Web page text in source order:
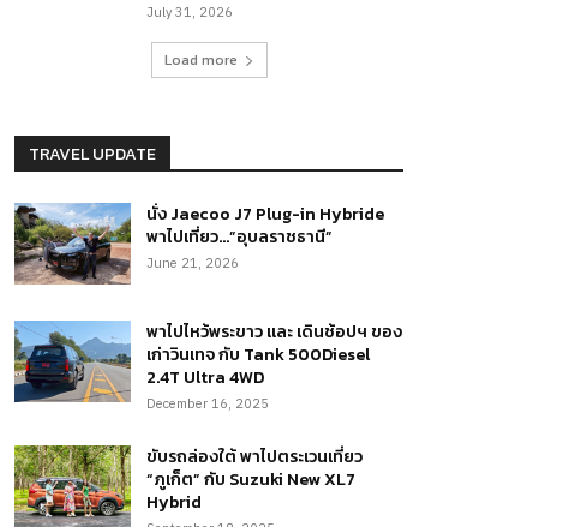
July 31, 2026
Load more
TRAVEL UPDATE
นั่ง Jaecoo J7 Plug-in Hybride
พาไปเที่ยว…”อุบลราชธานี”
June 21, 2026
พาไปไหว้พระขาว และ เดินช้อปฯ ของ
เก่าวินเทจ กับ Tank 500Diesel
2.4T Ultra 4WD
December 16, 2025
ขับรถล่องใต้ พาไปตระเวนเที่ยว
“ภูเก็ต” กับ Suzuki New XL7
Hybrid